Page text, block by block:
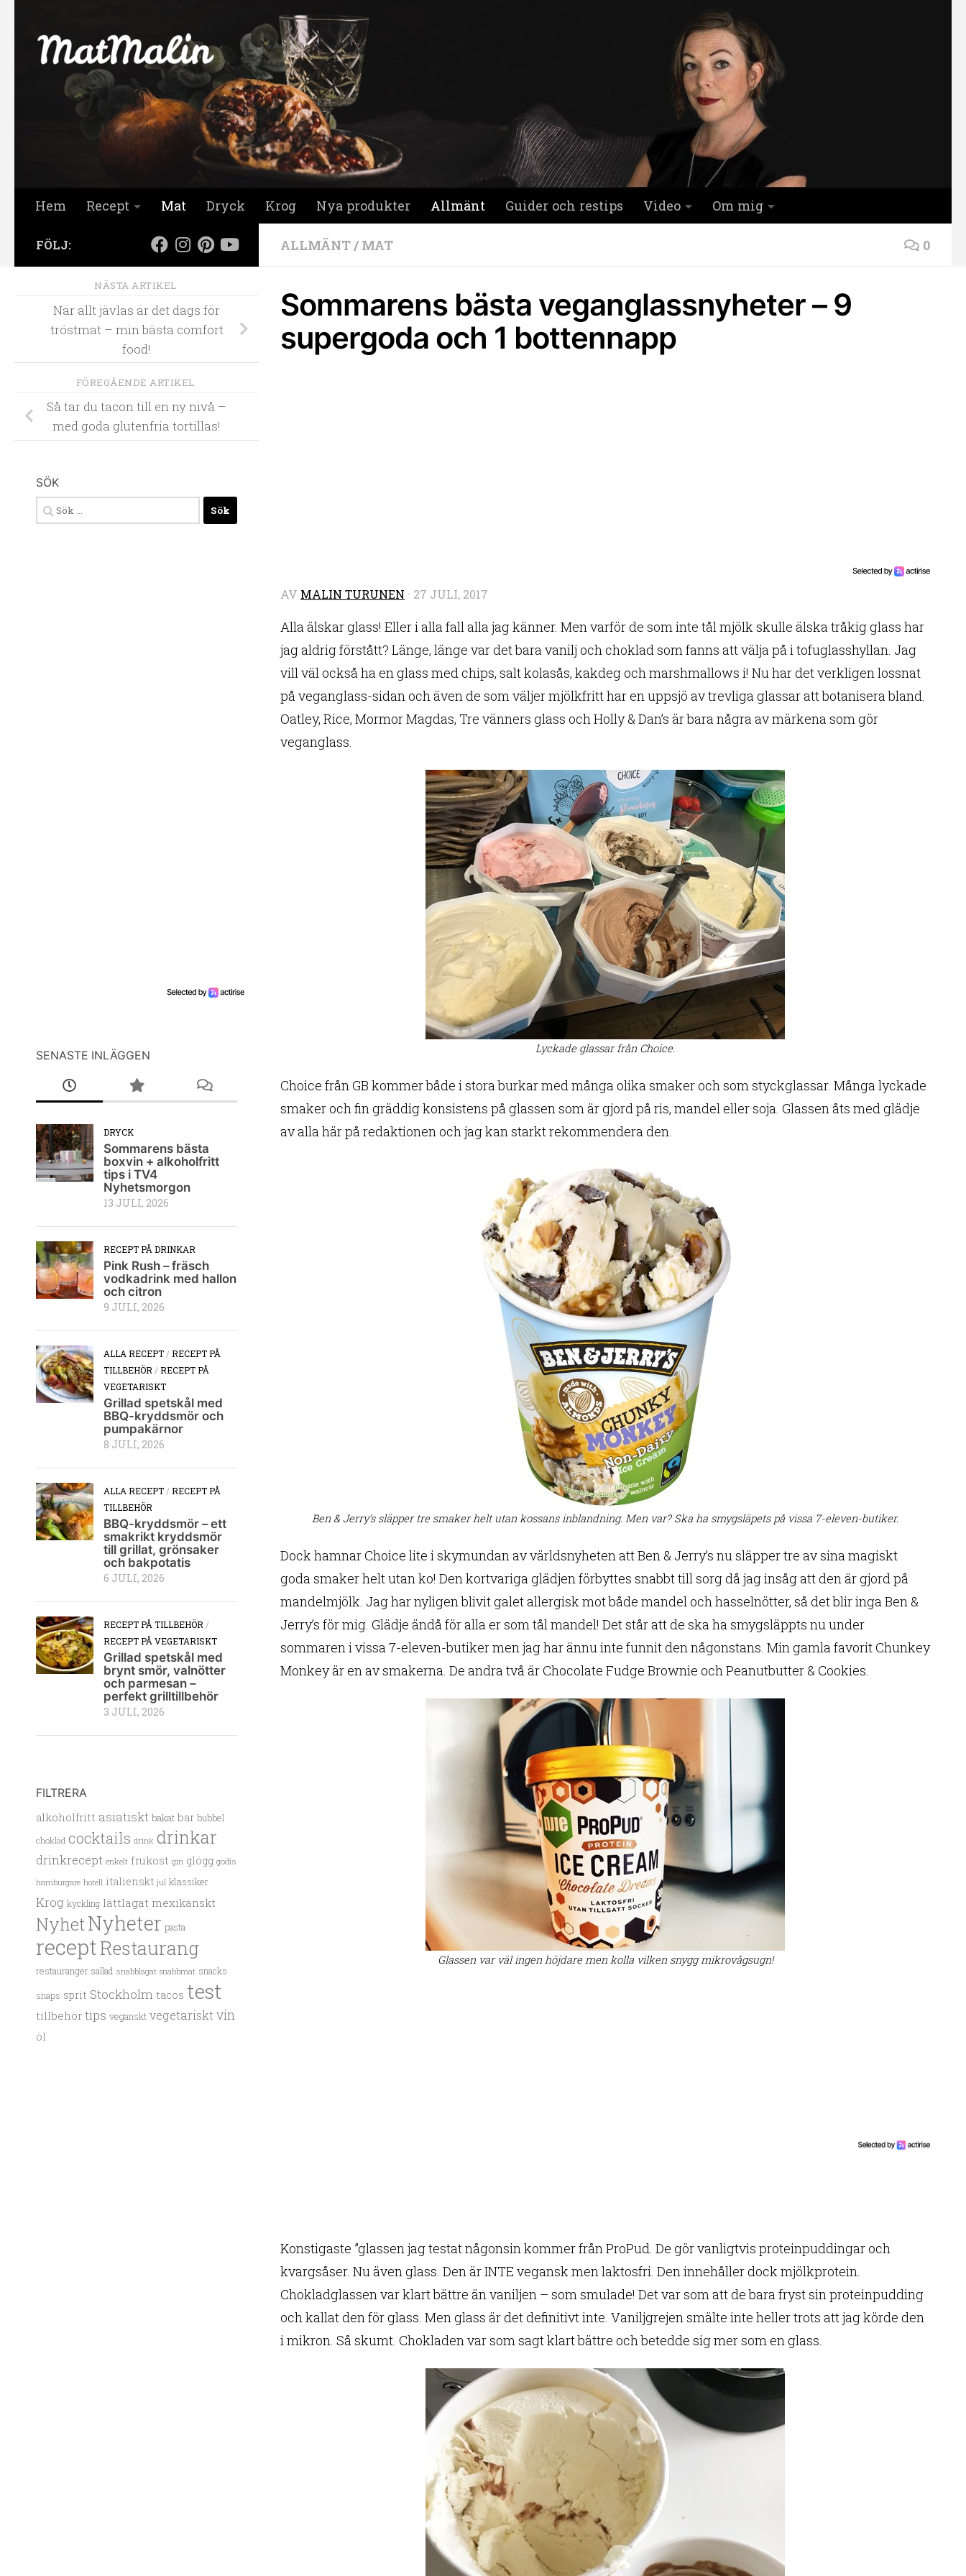
Hem Recept Mat Dryck Krog Nya produkter Allmänt Guider och restips Video Om mig
ALLMÄNT / MAT 0
Sommarens bästa veganglassnyheter – 9
supergoda och 1 bottennapp
AV MALIN TURUNEN · 27 JULI, 2017
Alla älskar glass! Eller i alla fall alla jag känner. Men varför de som inte tål mjölk skulle älska tråkig glass har
jag aldrig förstått? Länge, länge var det bara vanilj och choklad som fanns att välja på i tofuglasshyllan. Jag
vill väl också ha en glass med chips, salt kolasås, kakdeg och marshmallows i! Nu har det verkligen lossnat
på veganglass-sidan och även de som väljer mjölkfritt har en uppsjö av trevliga glassar att botanisera bland.
Oatley, Rice, Mormor Magdas, Tre vänners glass och Holly & Dan’s är bara några av märkena som gör
veganglass.
Lyckade glassar från Choice.
Choice från GB kommer både i stora burkar med många olika smaker och som styckglassar. Många lyckade
smaker och fin gräddig konsistens på glassen som är gjord på ris, mandel eller soja. Glassen åts med glädje
av alla här på redaktionen och jag kan starkt rekommendera den.
Ben & Jerry’s släpper tre smaker helt utan kossans inblandning. Men var? Ska ha smygsläpets på vissa 7-eleven-butiker.
Dock hamnar Choice lite i skymundan av världsnyheten att Ben & Jerry’s nu släpper tre av sina magiskt
goda smaker helt utan ko! Den kortvariga glädjen förbyttes snabbt till sorg då jag insåg att den är gjord på
mandelmjölk. Jag har nyligen blivit galet allergisk mot både mandel och hasselnötter, så det blir inga Ben &
Jerry’s för mig. Glädje ändå för alla er som tål mandel! Det står att de ska ha smygsläppts nu under
sommaren i vissa 7-eleven-butiker men jag har ännu inte funnit den någonstans. Min gamla favorit Chunkey
Monkey är en av smakerna. De andra två är Chocolate Fudge Brownie och Peanutbutter & Cookies.
Glassen var väl ingen höjdare men kolla vilken snygg mikrovågsugn!
Konstigaste ”glassen jag testat någonsin kommer från ProPud. De gör vanligtvis proteinpuddingar och
kvargsåser. Nu även glass. Den är INTE vegansk men laktosfri. Den innehåller dock mjölkprotein.
Chokladglassen var klart bättre än vaniljen – som smulade! Det var som att de bara fryst sin proteinpudding
och kallat den för glass. Men glass är det definitivt inte. Vaniljgrejen smälte inte heller trots att jag körde den
i mikron. Så skumt. Chokladen var som sagt klart bättre och betedde sig mer som en glass.
FÖLJ:
NÄSTA ARTIKEL
När allt jävlas är det dags för
tröstmat – min bästa comfort
food!
FÖREGÅENDE ARTIKEL
Så tar du tacon till en ny nivå –
med goda glutenfria tortillas!
SÖK
Sök
efter:
SENASTE INLÄGGEN
DRYCK
Sommarens bästa
boxvin + alkoholfritt
tips i TV4
Nyhetsmorgon
13 JULI, 2026
RECEPT PÅ DRINKAR
Pink Rush – fräsch
vodkadrink med hallon
och citron
9 JULI, 2026
ALLA RECEPT/RECEPT PÅ
TILLBEHÖR/RECEPT PÅ
VEGETARISKT
Grillad spetskål med
BBQ-kryddsmör och
pumpakärnor
8 JULI, 2026
ALLA RECEPT/RECEPT PÅ
TILLBEHÖR
BBQ-kryddsmör – ett
smakrikt kryddsmör
till grillat, grönsaker
och bakpotatis
6 JULI, 2026
RECEPT PÅ TILLBEHÖR/
RECEPT PÅ VEGETARISKT
Grillad spetskål med
brynt smör, valnötter
och parmesan –
perfekt grilltillbehör
3 JULI, 2026
FILTRERA
alkoholfritt asiatiskt bakat bar bubbel
choklad cocktails drink drinkar
drinkrecept enkelt frukost gin glögg godis
hamburgare hotell italienskt jul klassiker
Krog kyckling lättlagat mexikanskt
NyhetNyheter pasta
receptRestaurang
restauranger sallad snabblagat snabbmat snacks
snaps sprit Stockholm tacos test
tillbehör tips veganskt vegetarisktvin
öl